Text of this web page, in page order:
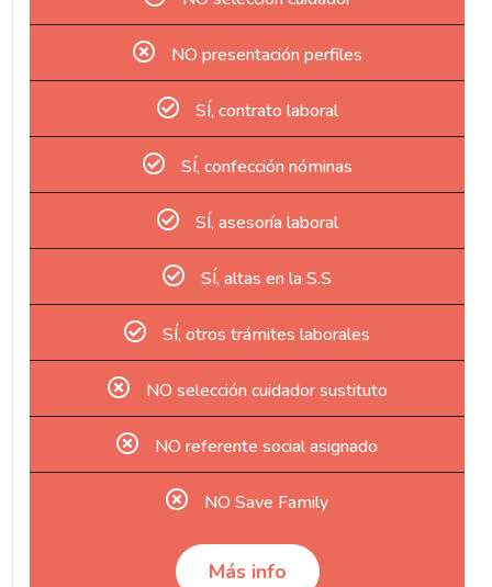
NO presentación perfiles
SÍ, contrato laboral
SÍ, confección nóminas
SÍ, asesoría laboral
SÍ, altas en la S.S
SÍ, otros trámites laborales
NO selección cuidador sustituto
NO referente social asignado
NO Save Family
Más info